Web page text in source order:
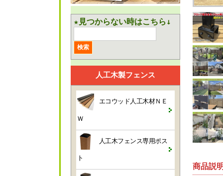
商品説
★見つからない時はこちら↓
人工木製フェンス
エコウッド人工木材ＮＥ
Ｗ
人工木フェンス専用ポス
ト